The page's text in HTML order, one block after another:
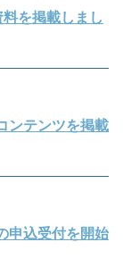
を掲載しまし
ンテンツを掲載
申込受付を開始